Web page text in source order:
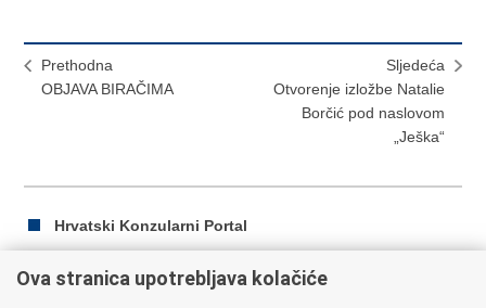
Prethodna
OBJAVA BIRAČIMA
Sljedeća
Otvorenje izložbe Natalie
Borčić pod naslovom
„Ješka“
Hrvatski Konzularni Portal
Ova stranica upotrebljava kolačiće